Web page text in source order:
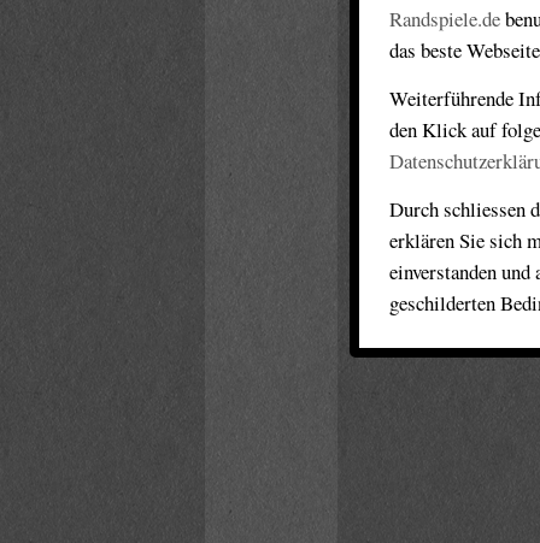
Randspiele.de
das beste
Weiterführende
den Klick auf
Durch schliessen
erklären Sie sich
einverstanden
geschilderten